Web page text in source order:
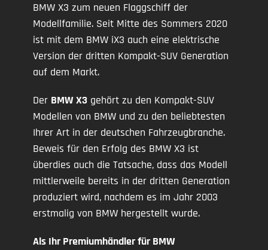
BMW X3 zum neuen Flaggschiff der
Modellfamilie. Seit Mitte des Sommers 2020
ist mit dem BMW iX3 auch eine elektrische
Version der dritten Kompakt-SUV Generation
auf dem Markt.
Der BMW X3 gehört zu den Kompakt-SUV
Modellen von BMW und zu den beliebtesten
Ihrer Art in der deutschen Fahrzeugbranche.
Beweis für den Erfolg des BMW X3 ist
überdies auch die Tatsache, dass das Modell
mittlerweile bereits in der dritten Generation
produziert wird, nachdem es im Jahr 2003
erstmalig von BMW hergestellt wurde.
Als Ihr Premiumhändler für BMW